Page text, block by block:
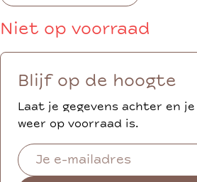
Niet op voorraad
Blijf op de hoogte
Laat je gegevens achter en
weer op voorraad is.